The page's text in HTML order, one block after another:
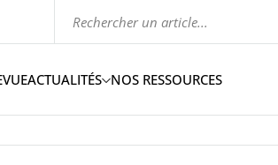
ACTUALITÉS NOS RESSOURCES